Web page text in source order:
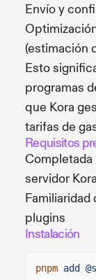
Envío y
(estimación
Esto
programas
que Kora
tarifas de
Requisitos
Completada
servidor
Familiaridad
plugins
Instalación
pnpm add